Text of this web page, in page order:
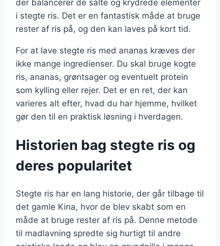
der balancerer de salte og krydrede elementer
i stegte ris. Det er en fantastisk måde at bruge
rester af ris på, og den kan laves på kort tid.
For at lave stegte ris med ananas kræves der
ikke mange ingredienser. Du skal bruge kogte
ris, ananas, grøntsager og eventuelt protein
som kylling eller rejer. Det er en ret, der kan
varieres alt efter, hvad du har hjemme, hvilket
gør den til en praktisk løsning i hverdagen.
Historien bag stegte ris og
deres popularitet
Stegte ris har en lang historie, der går tilbage til
det gamle Kina, hvor de blev skabt som en
måde at bruge rester af ris på. Denne metode
til madlavning spredte sig hurtigt til andre